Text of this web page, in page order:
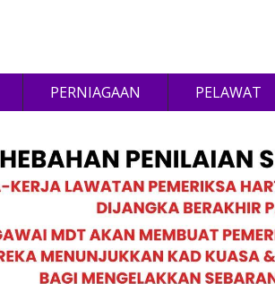
PERNIAGAAN PELAWAT